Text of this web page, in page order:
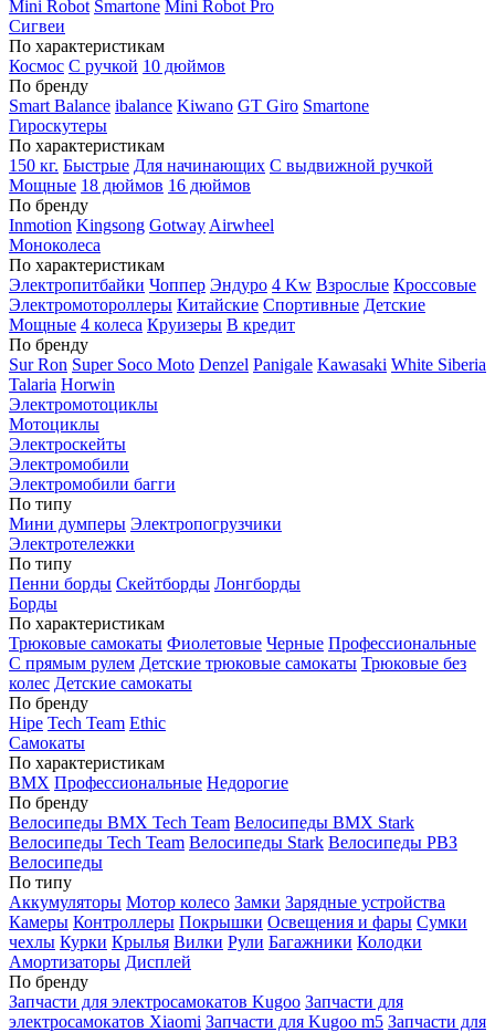
Mini Robot Smartone Mini Robot Pro
Сигвеи
По характеристикам
Космос С ручкой 10 дюймов
По бренду
Smart Balance ibalance Kiwano GT Giro Smartone
Гироскутеры
По характеристикам
150 кг. Быстрые Для начинающих С выдвижной ручкой
Мощные 18 дюймов 16 дюймов
По бренду
Inmotion Kingsong Gotway Airwheel
Моноколеса
По характеристикам
Электропитбайки Чоппер Эндуро 4 Kw Взрослые Кроссовые
Электромотороллеры Китайские Спортивные Детские
Мощные 4 колеса Круизеры В кредит
По бренду
Sur Ron Super Soco Moto Denzel Panigale Kawasaki White Siberia
Talaria Horwin
Электромотоциклы
Мотоциклы
Электроскейты
Электромобили
Электромобили багги
По типу
Мини думперы Электропогрузчики
Электротележки
По типу
Пенни борды Скейтборды Лонгборды
Борды
По характеристикам
Трюковые самокаты Фиолетовые Черные Профессиональные
С прямым рулем Детские трюковые самокаты Трюковые без
колес Детские самокаты
По бренду
Hipe Tech Team Ethic
Самокаты
По характеристикам
BMX Профессиональные Недорогие
По бренду
Велосипеды BMX Tech Team Велосипеды BMX Stark
Велосипеды Tech Team Велосипеды Stark Велосипеды РВЗ
Велосипеды
По типу
Аккумуляторы Мотор колесо Замки Зарядные устройства
Камеры Контроллеры Покрышки Освещения и фары Сумки
чехлы Курки Крылья Вилки Рули Багажники Колодки
Амортизаторы Дисплей
По бренду
Запчасти для электросамокатов Kugoo Запчасти для
электросамокатов Xiaomi Запчасти для Kugoo m5 Запчасти для